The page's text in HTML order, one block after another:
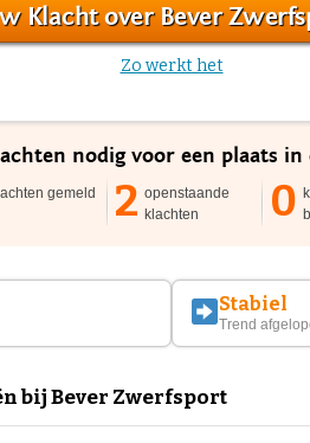
Klacht over Bever
Zo werkt het
nodig voor een plaats in
gemeld 2 openstaande
klachten
0
Stabiel
Trend
bij Bever Zwerfsport